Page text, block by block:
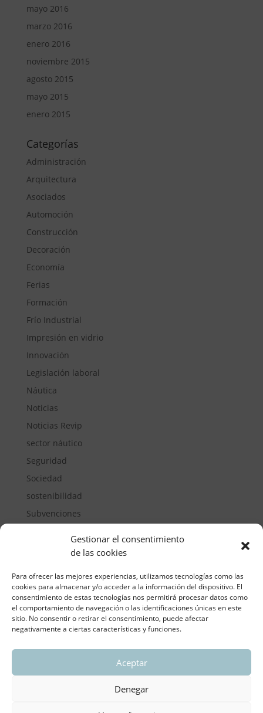
Gestionar el consentimiento
de las cookies
Para ofrecer las mejores experiencias, utilizamos tecnologías como las
cookies para almacenar y/o acceder a la información del dispositivo. El
consentimiento de estas tecnologías nos permitirá procesar datos como
el comportamiento de navegación o las identificaciones únicas en este
sitio. No consentir o retirar el consentimiento, puede afectar
negativamente a ciertas características y funciones.
Aceptar
Denegar
mayo 2016
marzo 2016
enero 2016
noviembre 2015
agosto 2015
mayo 2015
enero 2015
Categorías
Administración
Arquitectura
Asociados
Automoción
Construcción
Decoración
Economía
Ferias
Formación
Frío Industrial
Impresión en vidrio
Innovación
Legislación laboral
Náutica
Noticias
Noticias Revip
sector náutico
Seguridad
Sociedad
sostenibilidad
Subvenciones
ASOCIACIÓN REGIONAL VALENCIANA DE
Aviso legal y política de privacidad